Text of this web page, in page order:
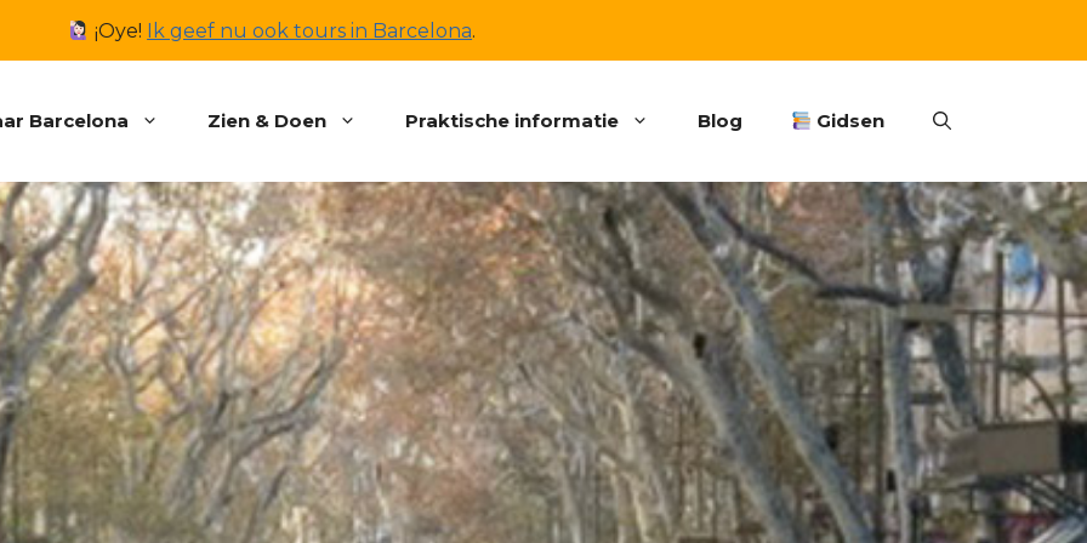
¡Oye! Ik geef nu ook tours in Barcelona.
Barcelona Zien & Doen Praktische informatie Blog Gidsen